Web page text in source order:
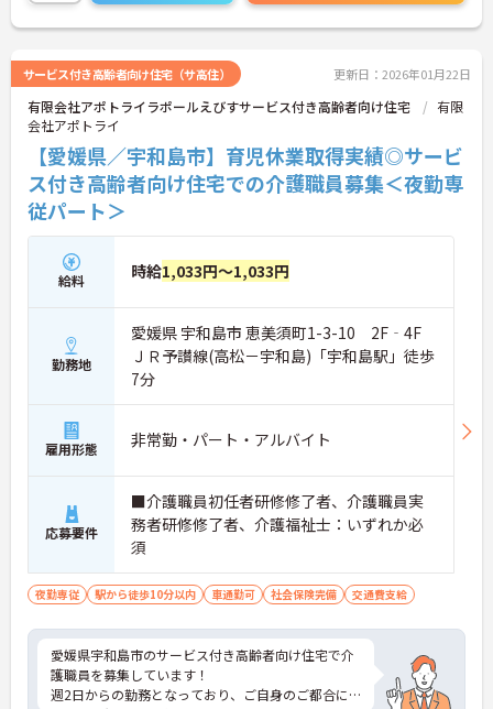
サービス付き高齢者向け住宅（サ高住） 更新日：2026年01月22日
有限会社アポトライラポールえびすサービス付き高齢者向け住宅
有限
会社アポトライ
【愛媛県／宇和島市】育児休業取得実績◎サービ
ス付き高齢者向け住宅での介護職員募集＜夜勤専
従パート＞
給料 時給1,033円～1,033円
勤務地
愛媛県 宇和島市 恵美須町1-3-10 2F‐4F
ＪＲ予讃線(高松－宇和島)「宇和島駅」徒歩
7分
雇用形態 非常勤・パート・アルバイト
応募要件
■介護職員初任者研修修了者、介護職員実
務者研修修了者、介護福祉士：いずれか必
須
夜勤専従 駅から徒歩10分以内 車通勤可 社会保険完備 交通費支給
愛媛県宇和島市のサービス付き高齢者向け住宅で介
護職員を募集しています！
週2日からの勤務となっており、ご自身のご都合に